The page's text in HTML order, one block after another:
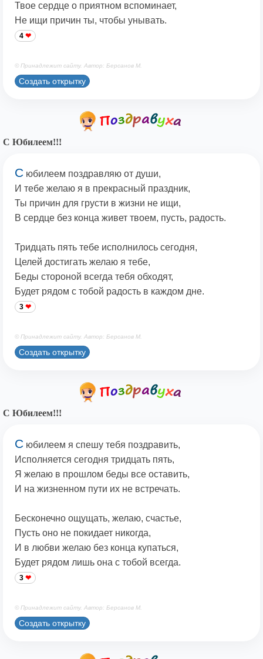
Твое сердце о приятном вспоминает,
Не ищи причин ты, чтобы унывать.
4
© Принадлежит сайту. Автор: Берсанов М.
Создать открытку
С Юбилеем!!!
С юбилеем поздравляю от души,
И тебе желаю я в прекрасный праздник,
Ты причин для грусти в жизни не ищи,
В сердце без конца живет твоем, пусть, радость.
Тридцать пять тебе исполнилось сегодня,
Целей достигать желаю я тебе,
Беды стороной всегда тебя обходят,
Будет рядом с тобой радость в каждом дне.
3
© Принадлежит сайту. Автор: Берсанов М.
Создать открытку
С Юбилеем!!!
С юбилеем я спешу тебя поздравить,
Исполняется сегодня тридцать пять,
Я желаю в прошлом беды все оставить,
И на жизненном пути их не встречать.
Бесконечно ощущать, желаю, счастье,
Пусть оно не покидает никогда,
И в любви желаю без конца купаться,
Будет рядом лишь она с тобой всегда.
3
© Принадлежит сайту. Автор: Берсанов М.
Создать открытку